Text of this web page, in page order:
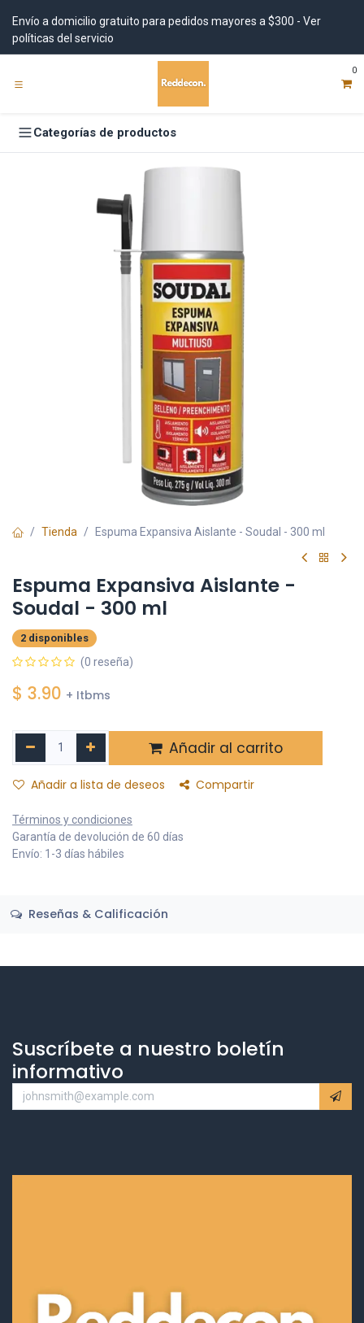
Envío a domicilio gratuito para pedidos mayores a $300 - Ver
políticas del servicio
0
Categorías de productos
Tienda Espuma Expansiva Aislante - Soudal - 300 ml
Espuma Expansiva Aislante -
Soudal - 300 ml
2 disponibles
(0 reseña)
$ 3.90 + Itbms
Añadir al carrito
Añadir a lista de deseos Compartir
Términos y condiciones
Garantía de devolución de 60 días
Envío: 1-3 días hábiles
Reseñas & Calificación
Suscríbete a nuestro boletín
informativo